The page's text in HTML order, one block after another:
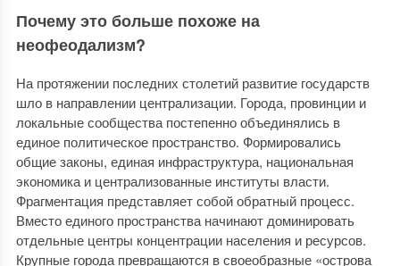
Почему это больше похоже на
неофеодализм?
На протяжении последних столетий развитие государств
шло в направлении централизации. Города, провинции и
локальные сообщества постепенно объединялись в
единое политическое пространство. Формировались
общие законы, единая инфраструктура, национальная
экономика и централизованные институты власти.
Фрагментация представляет собой обратный процесс.
Вместо единого пространства начинают доминировать
отдельные центры концентрации населения и ресурсов.
Крупные города превращаются в своеобразные «острова